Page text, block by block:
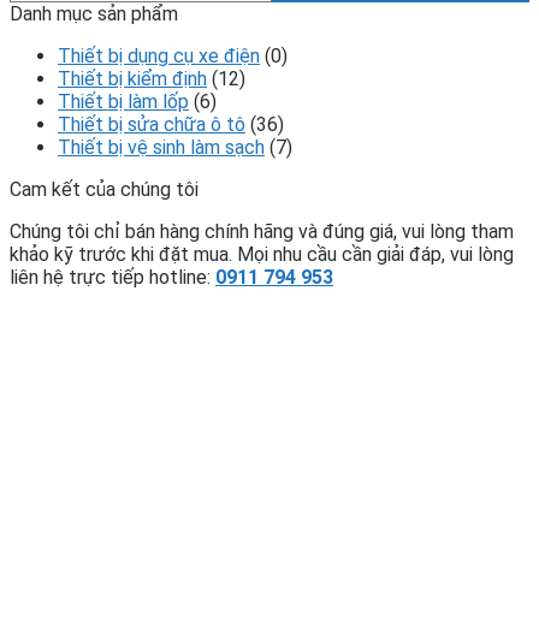
Danh mục sản phẩm
Thiết bị dụng cụ xe điện (0)
Thiết bị kiểm định (12)
Thiết bị làm lốp (6)
Thiết bị sửa chữa ô tô (36)
Thiết bị vệ sinh làm sạch (7)
Cam kết của chúng tôi
Chúng tôi chỉ bán hàng chính hãng và đúng giá, vui lòng tham
khảo kỹ trước khi đặt mua. Mọi nhu cầu cần giải đáp, vui lòng
liên hệ trực tiếp hotline: 0911 794 953